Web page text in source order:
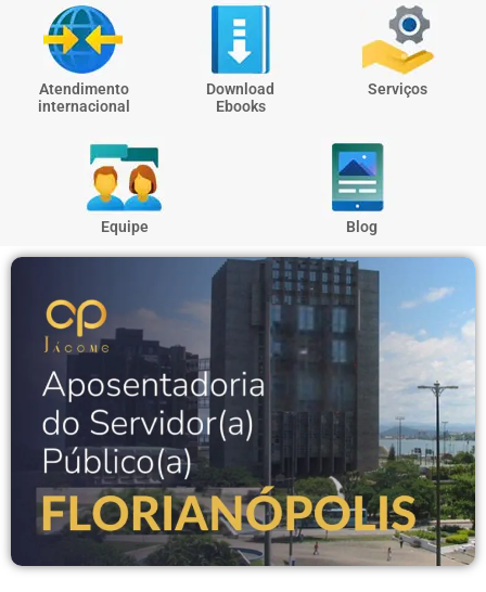
Atendimento
internacional
Download
Ebooks
Serviços
Equipe Blog